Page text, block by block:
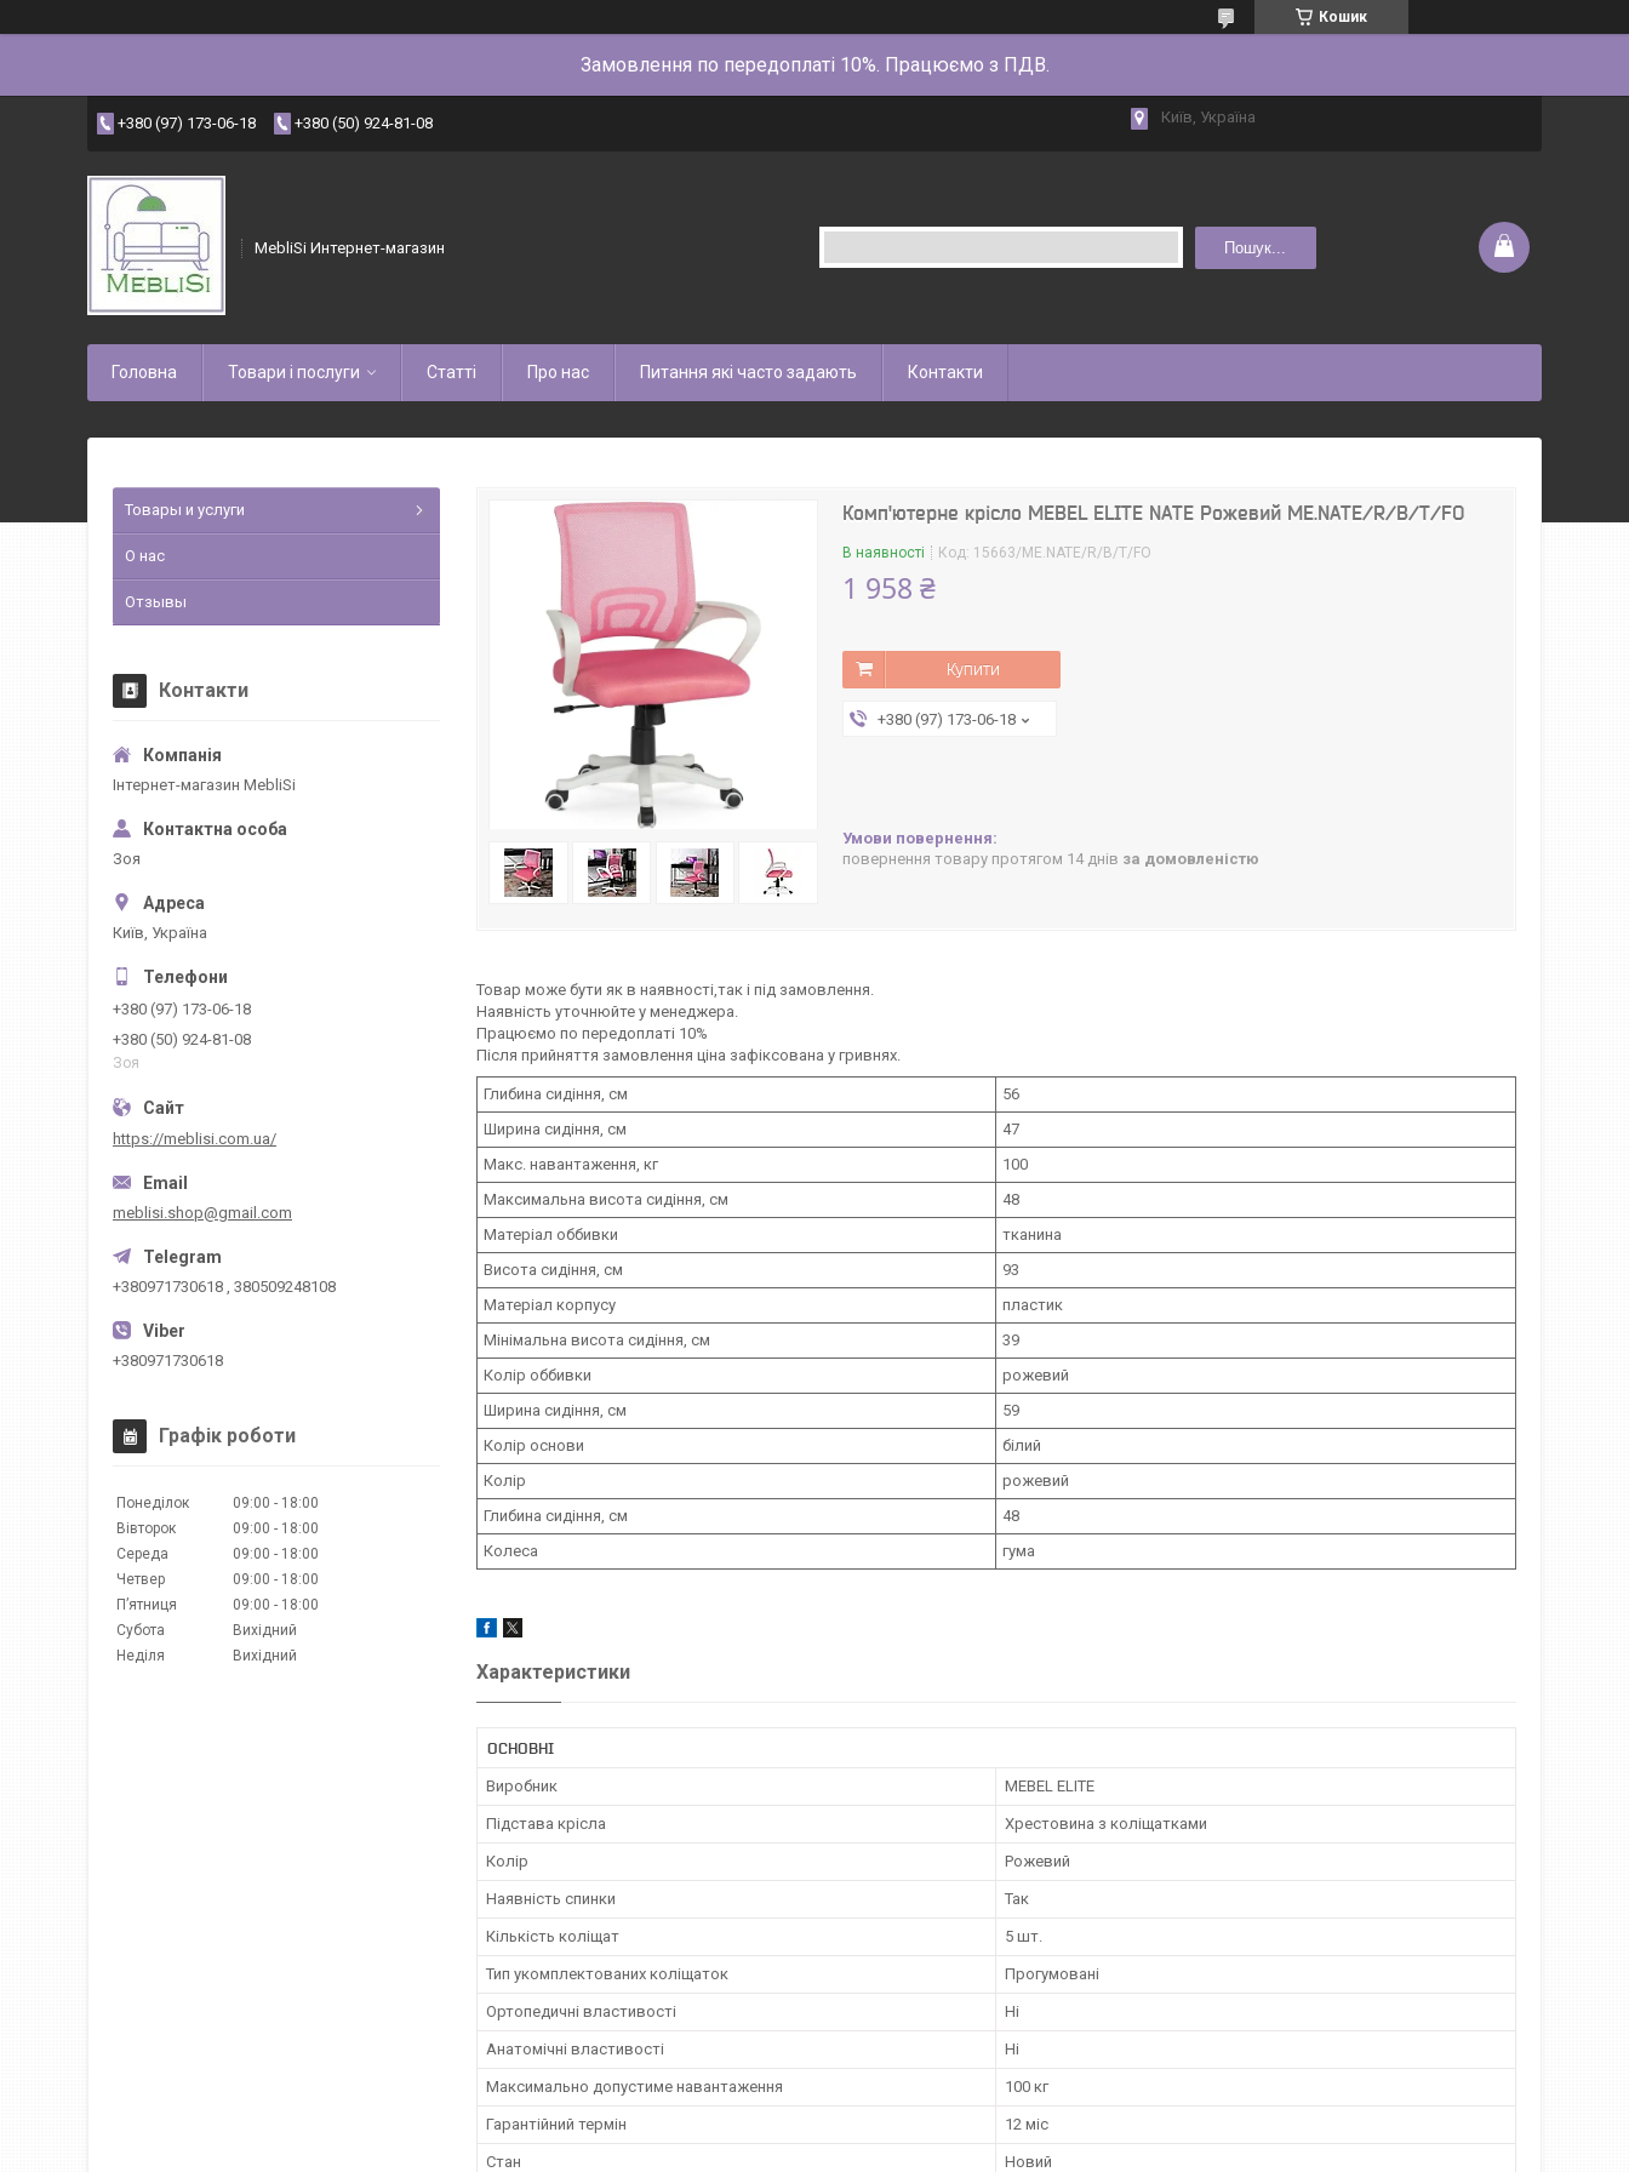
Кошик
Замовлення по передоплаті 10%. Працюємо з ПДВ.
+380 (97) 173-06-18 +380 (50) 924-81-08 Київ, Україна
MebliSi Интернет-магазин Пошук...
Головна Товари і послуги Статті Про нас Питання які часто задають Контакти
Комп'ютерне крісло MEBEL ELITE NATE Рожевий ME.NATE/R/B/T/FO
В наявності Код: 15663/ME.NATE/R/B/T/FO
1 958 ₴
Купити
+380 (97) 173-06-18
повернення товару протягом 14 днів за домовленістю
Товар може бути як в наявності,так і під замовлення.
Наявність уточнюйте у менеджера.
Працюємо по передоплаті 10%
Після прийняття замовлення ціна зафіксована у гривнях.
Глибина сидіння, см
56
Ширина сидіння, см
47
Макс. навантаження, кг
100
Максимальна висота сидіння, см
48
Матеріал оббивки
тканина
Висота сидіння, см
93
Матеріал корпусу
пластик
Мінімальна висота сидіння, см
39
Колір оббивки
рожевий
Ширина сидіння, см
59
Колір основи
білий
Колір
рожевий
Глибина сидіння, см
48
Колеса
гума
Характеристики
ОСНОВНІ
Виробник MEBEL ELITE
Підстава крісла Хрестовина з коліщатками
Колір Рожевий
Наявність спинки Так
Кількість коліщат 5 шт.
Тип укомплектованих коліщаток Прогумовані
Ортопедичні властивості Ні
Анатомічні властивості Ні
Максимально допустиме навантаження 100 кг
Гарантійний термін 12 міс
Стан Новий
Товары и услуги
О нас
Отзывы
Контакти
Інтернет-магазин MebliSi
Зоя
Київ, Україна
+380 (97) 173-06-18
+380 (50) 924-81-08
Зоя
https://meblisi.com.ua/
meblisi.shop@gmail.com
+380971730618 , 380509248108
+380971730618
Графік роботи
Понеділок 09:00
18:00
Вівторок
09:00
18:00
Середа
09:00
18:00
Четвер
09:00
18:00
Пʼятниця
09:00
18:00
Субота
Вихідний
Неділя
Вихідний